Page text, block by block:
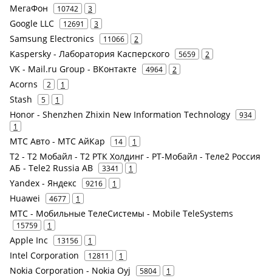
МегаФон 10742 3
Google LLC 12691 3
Samsung Electronics 11066 2
Kaspersky - Лаборатория Касперского 5659 2
VK - Mail.ru Group - ВКонтакте 4964 2
Acorns 2 1
Stash 5 1
Honor - Shenzhen Zhixin New Information Technology
934
1
МТС Авто - МТС АйКар 14 1
Т2 - Т2 Мобайл - Т2 РТК Холдинг - РТ-Мобайл - Теле2 Россия
АБ - Tele2 Russia AB
3341 1
Yandex - Яндекс 9216 1
Huawei 4677 1
МТС - Мобильные ТелеСистемы - Mobile TeleSystems
15759 1
Apple Inc 13156 1
Intel Corporation 12811 1
Nokia Corporation - Nokia Oyj 5804 1